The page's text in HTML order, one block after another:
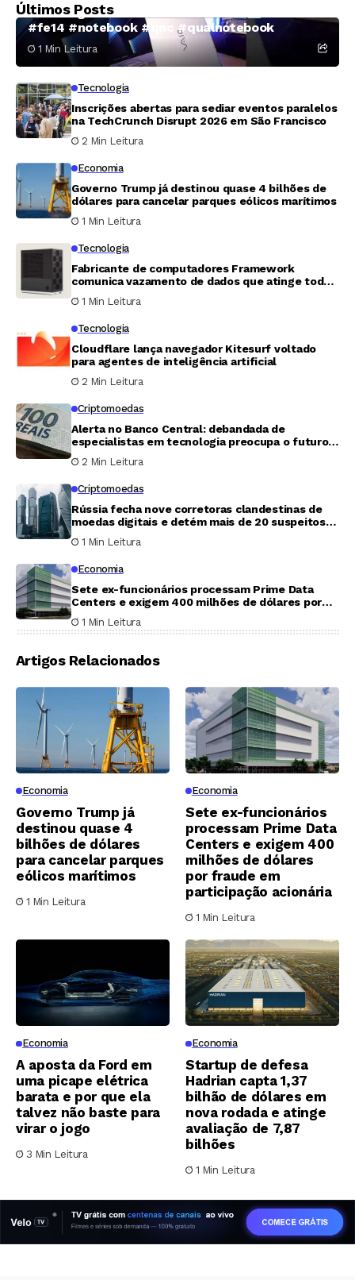
Últimos Posts
Unboxing notebook VAIO FE14
#fe14 #notebook #qnc #qualnotebook
1 Min Leitura
Tecnologia
Inscrições abertas para sediar eventos paralelos
na TechCrunch Disrupt 2026 em São Francisco
2 Min Leitura
Economia
Governo Trump já destinou quase 4 bilhões de
dólares para cancelar parques eólicos marítimos
1 Min Leitura
Tecnologia
Fabricante de computadores Framework
comunica vazamento de dados que atinge todos
os clientes
1 Min Leitura
Tecnologia
Cloudflare lança navegador Kitesurf voltado
para agentes de inteligência artificial
2 Min Leitura
Criptomoedas
Alerta no Banco Central: debandada de
especialistas em tecnologia preocupa o futuro
do Pix
2 Min Leitura
Criptomoedas
Rússia fecha nove corretoras clandestinas de
moedas digitais e detém mais de 20 suspeitos
em Moscou
1 Min Leitura
Economia
Sete ex-funcionários processam Prime Data
Centers e exigem 400 milhões de dólares por
fraude em participação acionária
1 Min Leitura
Artigos Relacionados
Economia
Governo Trump já
destinou quase 4
bilhões de dólares
para cancelar parques
eólicos marítimos
1 Min Leitura
Economia
Sete ex-funcionários
processam Prime Data
Centers e exigem 400
milhões de dólares
por fraude em
participação acionária
1 Min Leitura
Economia
A aposta da Ford em
uma picape elétrica
barata e por que ela
talvez não baste para
virar o jogo
3 Min Leitura
Economia
Startup de defesa
Hadrian capta 1,37
bilhão de dólares em
nova rodada e atinge
avaliação de 7,87
bilhões
1 Min Leitura